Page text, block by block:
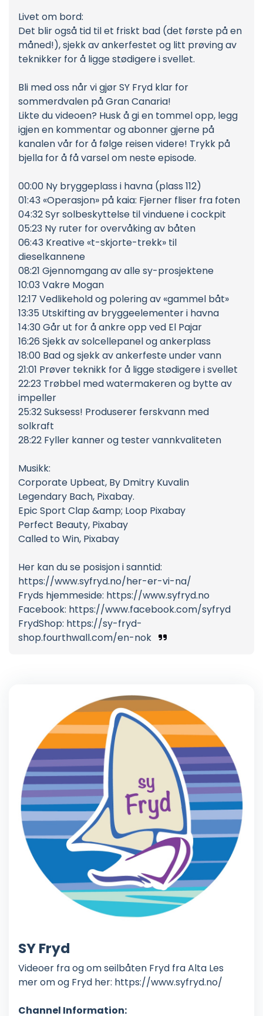
Livet om bord:
Det blir også tid til et friskt bad (det første på en
måned!), sjekk av ankerfestet og litt prøving av
teknikker for å ligge stødigere i svellet.
Bli med oss når vi gjør SY Fryd klar for
sommerdvalen på Gran Canaria!
Likte du videoen? Husk å gi en tommel opp, legg
igjen en kommentar og abonner gjerne på
kanalen vår for å følge reisen videre! Trykk på
bjella for å få varsel om neste episode.
00:00 Ny bryggeplass i havna (plass 112)
01:43 «Operasjon» på kaia: Fjerner fliser fra foten
04:32 Syr solbeskyttelse til vinduene i cockpit
05:23 Ny ruter for overvåking av båten
06:43 Kreative «t-skjorte-trekk» til
dieselkannene
08:21 Gjennomgang av alle sy-prosjektene
10:03 Vakre Mogan
12:17 Vedlikehold og polering av «gammel båt»
13:35 Utskifting av bryggeelementer i havna
14:30 Går ut for å ankre opp ved El Pajar
16:26 Sjekk av solcellepanel og ankerplass
18:00 Bad og sjekk av ankerfeste under vann
21:01 Prøver teknikk for å ligge stødigere i svellet
22:23 Trøbbel med watermakeren og bytte av
impeller
25:32 Suksess! Produserer ferskvann med
solkraft
28:22 Fyller kanner og tester vannkvaliteten
Musikk:
Corporate Upbeat, By Dmitry Kuvalin
Legendary Bach, Pixabay.
Epic Sport Clap &amp; Loop Pixabay
Perfect Beauty, Pixabay
Called to Win, Pixabay
Her kan du se posisjon i sanntid:
https://www.syfryd.no/her-er-vi-na/
Fryds hjemmeside: https://www.syfryd.no
Facebook: https://www.facebook.com/syfryd
FrydShop: https://sy-fryd-
shop.fourthwall.com/en-nok
SY Fryd
Videoer fra og om seilbåten Fryd fra Alta Les
mer om og Fryd her: https://www.syfryd.no/
Channel Information: